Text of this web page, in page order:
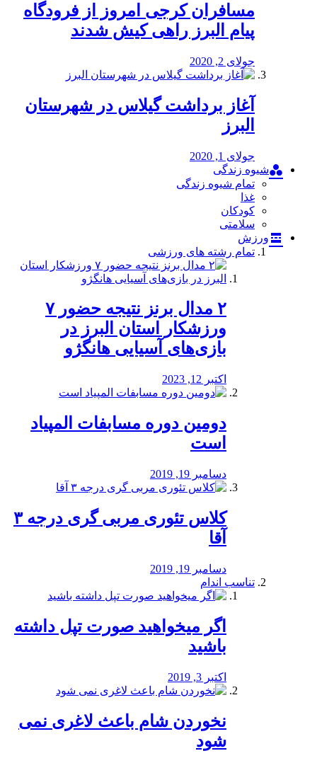
مسافران کرجی امروز از فرودگاه
پیام البرز راهی کیش شدند
جولای 2, 2020
آغاز برداشت گیلاس در شهرستان
البرز
جولای 1, 2020
شیوه زندگی
تمام شیوه زندگی
غذا
کودکان
سلامتی
ورزش
تمام رشته های ورزشی
۲ مدال برنز نتیجه حضور ۷
ورزشکار استان البرز در
بازی‌های آسیایی هانگژو
اکتبر 12, 2023
دومین دوره مسابفات المپیاد
است
دسامبر 19, 2019
کلاس تئوری مربی گری درجه ۳
آقا
دسامبر 19, 2019
تناسب اندام
اگر میخواهید صورت تپل داشته
باشید
اکتبر 3, 2019
نخوردن شام باعث لاغری نمی
‌شود